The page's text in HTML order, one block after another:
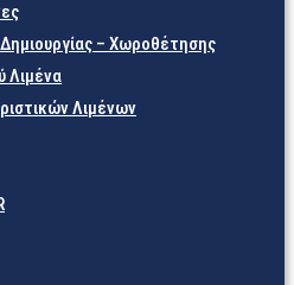
Δημιουργίας – Χωροθέτησης
Λιμένα
Λιμένων